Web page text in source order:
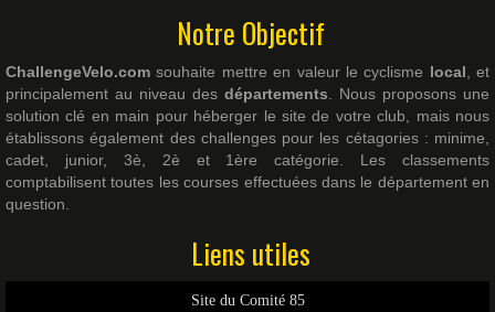
Notre Objectif
ChallengeVelo.com souhaite mettre en valeur le cyclisme local, et
principalement au niveau des départements. Nous proposons une
solution clé en main pour héberger le site de votre club, mais nous
établissons également des challenges pour les cétagories : minime,
cadet, junior, 3è, 2è et 1ère catégorie. Les classements
comptabilisent toutes les courses effectuées dans le département en
question.
Liens utiles
Site du Comité 85